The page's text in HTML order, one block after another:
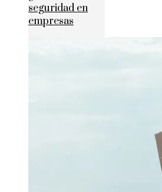
seguridad en
empresas